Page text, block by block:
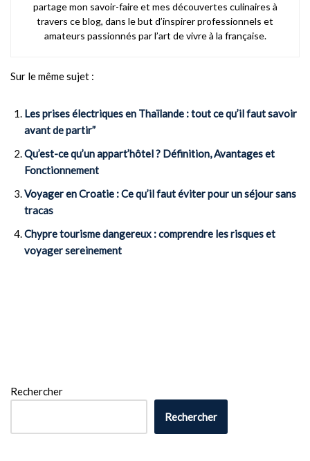
partage mon savoir-faire et mes découvertes culinaires à
travers ce blog, dans le but d’inspirer professionnels et
amateurs passionnés par l’art de vivre à la française.
Sur le même sujet :
Les prises électriques en Thaïlande : tout ce qu’il faut savoir
avant de partir”
Qu’est-ce qu’un appart’hôtel ? Définition, Avantages et
Fonctionnement
Voyager en Croatie : Ce qu’il faut éviter pour un séjour sans
tracas
Chypre tourisme dangereux : comprendre les risques et
voyager sereinement
Rechercher
Rechercher